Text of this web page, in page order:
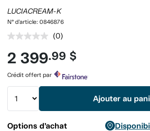
LUCIACREAM-K
N° d'article: 0846876
Aucune
pour
ce
produit.
Lien
vers
page.
(0)
2 399.99 $
Crédit offert par
Ajouter au
Options d’achat